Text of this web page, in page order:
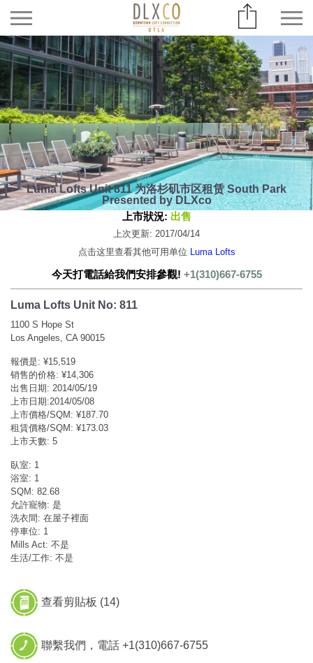
Luma Lofts Unit 811 为洛杉矶市区租赁 South Park
Presented by DLXco
上市狀況: 出售
上次更新: 2017/04/14
点击这里查看其他可用单位
Luma Lofts
今天打電話給我們安排參觀! +1(310)667-6755
Luma Lofts Unit No: 811
1100 S Hope St
Los Angeles, CA 90015
報價是: ¥15,519
销售的价格: ¥14,306
出售日期: 2014/05/19
上市日期:2014/05/08
上市價格/SQM: ¥187.70
租賃價格/SQM: ¥173.03
上市天數: 5
臥室: 1
浴室: 1
SQM: 82.68
允許寵物: 是
洗衣間: 在屋子裡面
停車位: 1
Mills Act: 不是
生活/工作: 不是
查看剪貼板 (14)
聯繫我們，電話 +1(310)667-6755